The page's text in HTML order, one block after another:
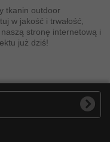
tkanin outdoor
w jakość i trwałość,
stronę internetową i
już dziś!